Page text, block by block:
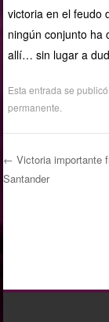
victoria en el feudo
ningún conjunto ha
allí… sin lugar a
Esta entrada se
permanente
← Victoria importante
Santander